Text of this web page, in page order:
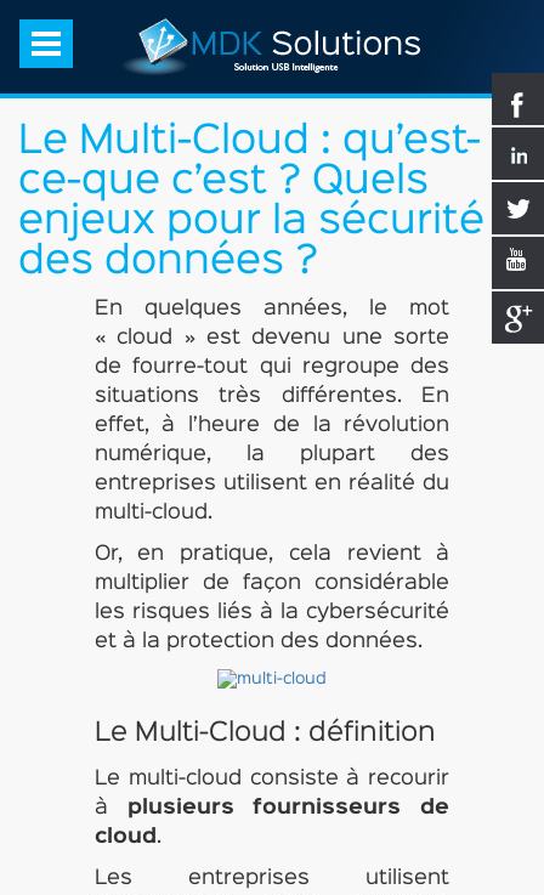
Le Multi-Cloud : qu’est-
ce-que c’est ? Quels
enjeux pour la sécurité
des données ?
En quelques années, le mot
« cloud » est devenu une sorte
de fourre-tout qui regroupe des
situations très différentes. En
effet, à l’heure de la révolution
numérique, la plupart des
entreprises utilisent en réalité du
multi-cloud.
Or, en pratique, cela revient à
multiplier de façon considérable
les risques liés à la cybersécurité
et à la protection des données.
Le Multi-Cloud : définition
Le multi-cloud consiste à recourir
à plusieurs fournisseurs de
cloud .
Les entreprises utilisent